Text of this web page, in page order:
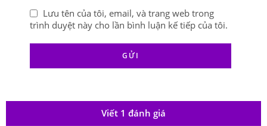
Lưu tên của tôi, email, và trang web trong
trình duyệt này cho lần bình luận kế tiếp của tôi.
Viết 1 đánh giá